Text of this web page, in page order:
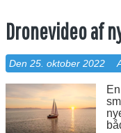
Dronevideo af
Den 25. oktober 2022